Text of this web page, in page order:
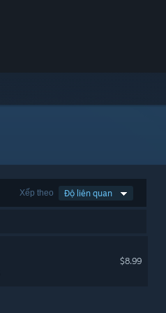
Xếp theo Độ liên quan
$8.99